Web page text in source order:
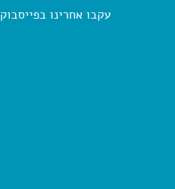
עקבו אחרינו בפייסבוק